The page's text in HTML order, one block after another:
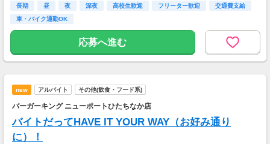
▼ガソリン代(規定内)支給
長期 昼 夜 深夜 高校生歓迎 フリーター歓迎
交通費支給
車・バイク通勤OK
応募へ進む
new アルバイト その他(飲食・フード系)
バーガーキング ニューポートひたちなか店
バイトだってHAVE IT YOUR WAY（お好み通り
に）！